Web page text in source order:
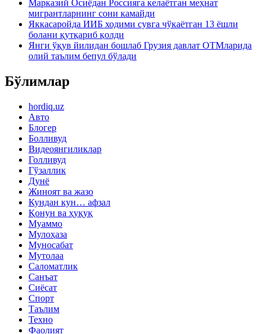
Марказий Осиёдан Россияга келаётган меҳнат
мигрантларнинг сони камайди
Яккасаройда ИИБ ходими сувга чўкаётган 13 ёшли
болани қутқариб қолди
Янги ўқув йилидан бошлаб Грузия давлат ОТМларида
олий таълим бепул бўлади
Бўлимлар
hordiq.uz
Авто
Блогер
Болливуд
Видеоянгиликлар
Голливуд
Гўзаллик
Дунё
Жиноят ва жазо
Кундан кун… афзал
Қонун ва ҳуқуқ
Муаммо
Мулоҳаза
Муносабат
Мутолаа
Саломатлик
Санъат
Сиёсат
Спорт
Таълим
Техно
Фаолият